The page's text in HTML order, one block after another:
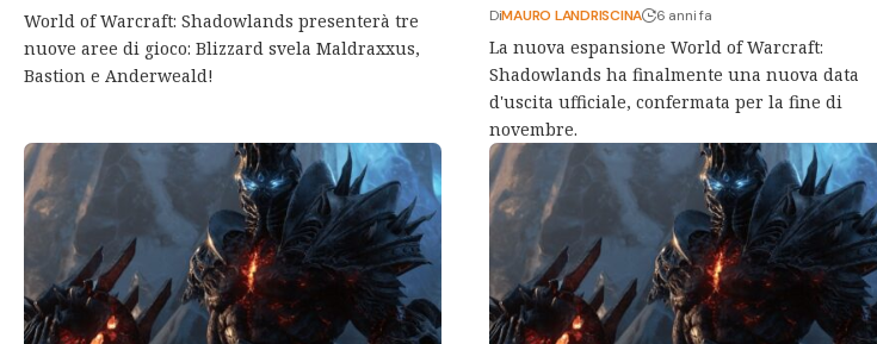
World of Warcraft: Shadowlands presenterà tre
nuove aree di gioco: Blizzard svela Maldraxxus,
Bastion e Anderweald!
DiMAURO LANDRISCINA 6 anni fa
La nuova espansione World of Warcraft:
Shadowlands ha finalmente una nuova data
d'uscita ufficiale, confermata per la fine di
novembre.